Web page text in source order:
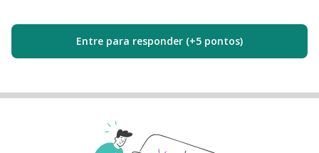
Entre para responder (+5 pontos)